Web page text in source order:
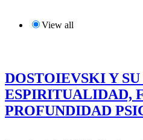
View all
DOSTOIEVSKI Y
ESPIRITUALIDAD,
PROFUNDIDAD